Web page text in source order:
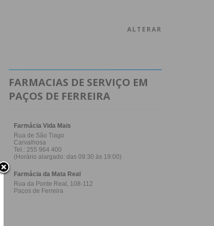
ALTERAR
FARMACIAS DE SERVIÇO EM
PAÇOS DE FERREIRA